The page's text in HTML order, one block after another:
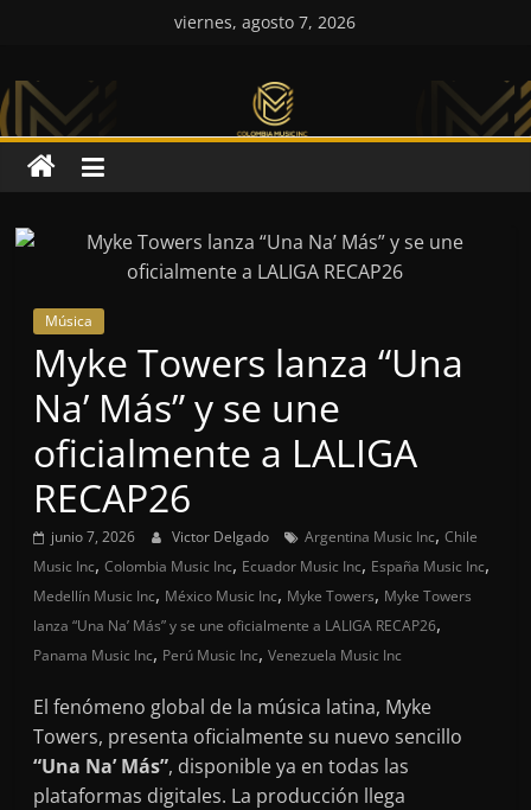
viernes, agosto 7, 2026
Colombia
Music
Inc
Música
Myke Towers lanza “Una
Na’ Más” y se une
oficialmente a LALIGA
RECAP26
junio 7, 2026 Victor Delgado Argentina Music Inc,Chile
Music Inc,Colombia Music Inc, Ecuador Music Inc, España Music Inc,
Medellín Music Inc, México Music Inc, Myke Towers, Myke Towers
lanza “Una Na’ Más” y se une oficialmente a LALIGA RECAP26,
Panama Music Inc, Perú Music Inc,Venezuela Music Inc
El fenómeno global de la música latina, Myke
Towers, presenta oficialmente su nuevo sencillo
“Una Na’ Más”, disponible ya en todas las
plataformas digitales. La producción llega